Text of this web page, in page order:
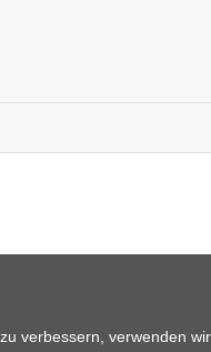
verbessern, verwenden